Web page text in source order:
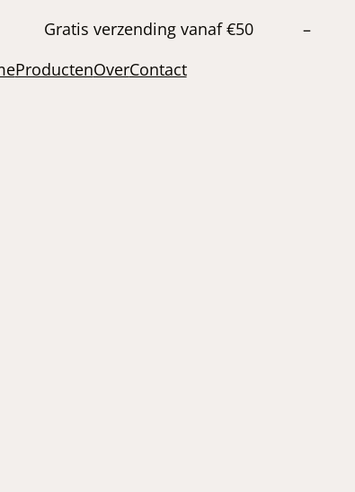
– Gratis verzending vanaf €50 –
ProductenOverContact